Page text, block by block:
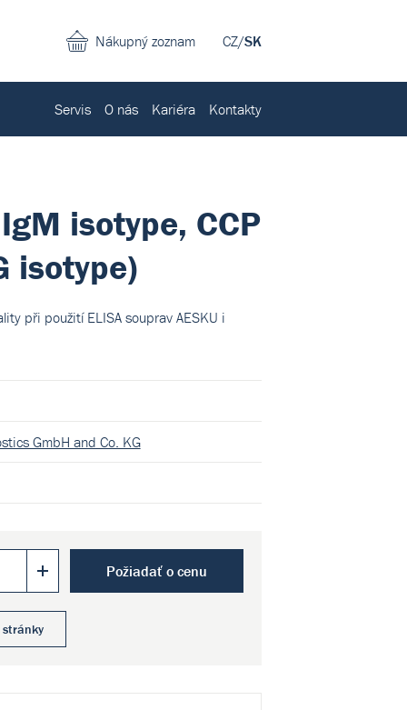
CZ/SK
Nákupný zoznam
Servis O nás Kariéra Kontakty
isotype, CCP
isotype)
při použití ELISA souprav AESKU i
GmbH and Co. KG
Požiadať o cenu
stránky